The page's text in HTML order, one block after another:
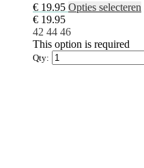
€ 19.95 Opties selecteren
€ 19.95
42 44 46
This option is required
Qty: